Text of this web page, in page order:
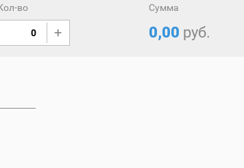
во Сумма
0,00 руб.